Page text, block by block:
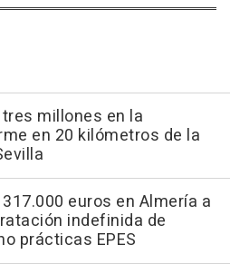
millones en la
en 20 kilómetros de la
euros en Almería a
indefinida de
prácticas EPES